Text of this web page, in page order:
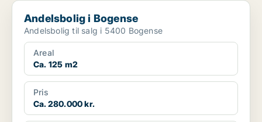
Andelsbolig i Bogense
Andelsbolig i Bogense
Andelsbolig til salg i 5400 Bogense
Areal
Ca. 125 m2
Pris
Ca. 280.000 kr.